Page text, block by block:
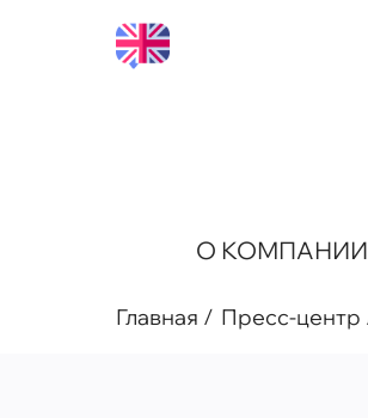
О КОМПАНИИ
Главная Пресс-центр